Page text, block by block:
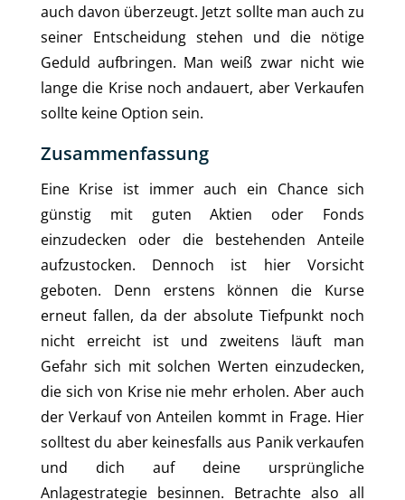
auch davon überzeugt. Jetzt sollte man auch zu
seiner Entscheidung stehen und die nötige
Geduld aufbringen. Man weiß zwar nicht wie
lange die Krise noch andauert, aber Verkaufen
sollte keine Option sein.
Zusammenfassung
Eine Krise ist immer auch ein Chance sich
günstig mit guten Aktien oder Fonds
einzudecken oder die bestehenden Anteile
aufzustocken. Dennoch ist hier Vorsicht
geboten. Denn erstens können die Kurse
erneut fallen, da der absolute Tiefpunkt noch
nicht erreicht ist und zweitens läuft man
Gefahr sich mit solchen Werten einzudecken,
die sich von Krise nie mehr erholen. Aber auch
der Verkauf von Anteilen kommt in Frage. Hier
solltest du aber keinesfalls aus Panik verkaufen
und dich auf deine ursprüngliche
Anlagestrategie besinnen. Betrachte also all